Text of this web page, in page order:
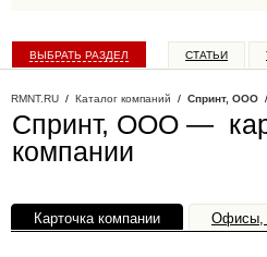
ВЫБРАТЬ РАЗДЕЛ СТАТЬИ
RMNT.RU / Каталог компаний / Спринт, ООО
Спринт, ООО —
компании
Карточка компании Офисы,